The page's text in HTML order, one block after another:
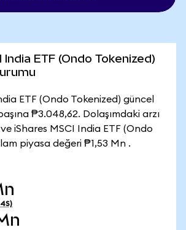
India ETF (Ondo Tokenized)
ETF (Ondo Tokenized) güncel
₱3.048,62. Dolaşımdaki arzı
iShares MSCI India ETF (Ondo
piyasa değeri ₱1,53 Mn .